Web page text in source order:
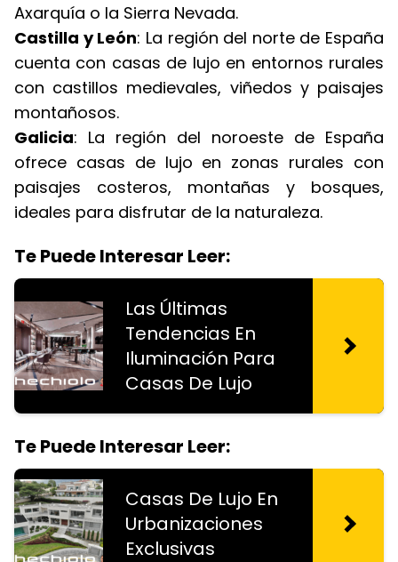
Axarquía o la Sierra Nevada.
Castilla y León: La región del norte de España
cuenta con casas de lujo en entornos rurales
con castillos medievales, viñedos y paisajes
montañosos.
Galicia: La región del noroeste de España
ofrece casas de lujo en zonas rurales con
paisajes costeros, montañas y bosques,
ideales para disfrutar de la naturaleza.
Te Puede Interesar Leer:
Las Últimas
Tendencias En
Iluminación Para
Casas De Lujo
Te Puede Interesar Leer:
Casas De Lujo En
Urbanizaciones
Exclusivas